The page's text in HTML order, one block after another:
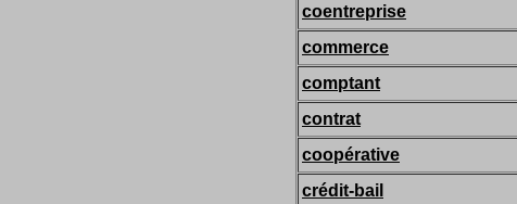
coentreprise
commerce
comptant
contrat
coopérative
crédit-bail